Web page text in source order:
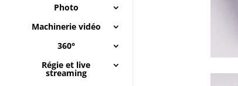
Photo
Machinerie vidéo
360°
Régie et live
streaming